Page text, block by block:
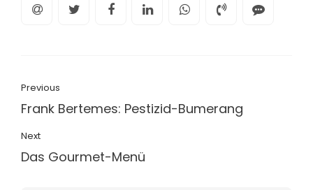
Previous
Frank Bertemes: Pestizid-Bumerang
Next
Das Gourmet-Menü